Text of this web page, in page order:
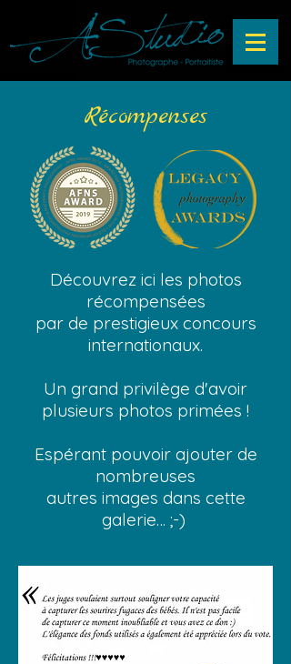
Récompenses
Découvrez ici les photos
récompensées
par de prestigieux concours
internationaux.
Un grand privilège d'avoir
plusieurs photos primées !
Espérant pouvoir ajouter de
nombreuses
autres images dans cette
galerie… ;-)